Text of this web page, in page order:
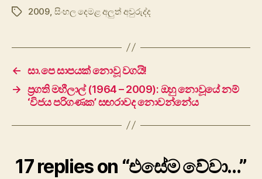
Tags2009 සිංහල දෙමළ අලුත් අවුරුද්ද
← සා.පෙ සාපයක් නොවූ වගයි!
→ ප්‍රගති මහීලාල් (1964 – 2009): ඔහු නොවූයේ නම්
‘විජය පරිගණක’ සඟරාවද නොවන්නේය
17 replies on “එසේම වේවා…”